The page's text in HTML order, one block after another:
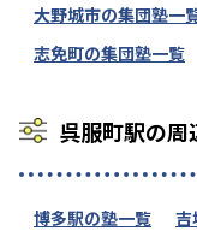
大野城市の集団塾一
志免町の集団塾一覧
呉服町駅の
博多駅の塾一覧 吉